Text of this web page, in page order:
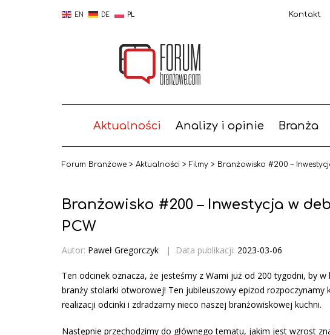
EN DE PL Kontakt
Aktualności Analizy i opinie Branża
Forum Branżowe > Aktualności > Filmy > Branżowisko #200 –
Branżowisko #200 – Inwestycja w
PCW
Autor: Paweł Gregorczyk | Data publikacji: 2023-03-06
Ten odcinek oznacza, że jesteśmy z Wami już od 200 tygodni, by
branży stolarki otworowej! Ten jubileuszowy epizod
realizacji odcinki i zdradzamy nieco naszej branżowiskowej kuchni.
Następnie przechodzimy do głównego tematu, jakim jest wzrost